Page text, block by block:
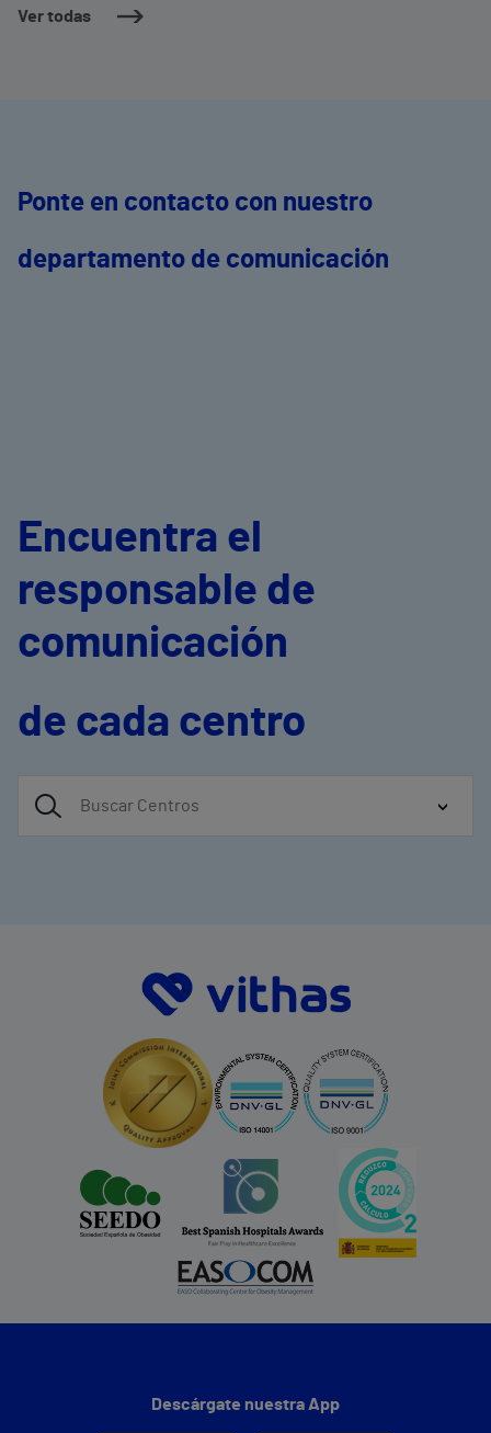
Ver todas
Ponte en contacto con nuestro
departamento de comunicación
Encuentra el
responsable de
comunicación
de cada centro
Descárgate nuestra App